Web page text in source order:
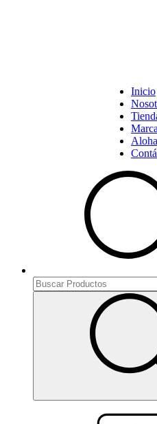
Inicio